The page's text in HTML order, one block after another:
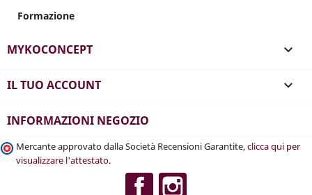
Formazione
MYKOCONCEPT 
IL TUO ACCOUNT 
INFORMAZIONI NEGOZIO
Mercante approvato dalla Società Recensioni Garantite,clicca qui per
visualizzare l'attestato.
Facebook